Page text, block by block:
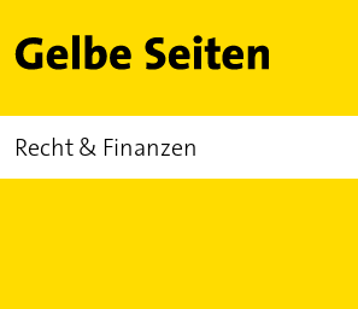
Gelbe Seiten
Recht & Finanzen